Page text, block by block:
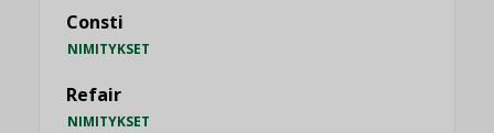
Consti
NIMITYKSET
Refair
NIMITYKSET